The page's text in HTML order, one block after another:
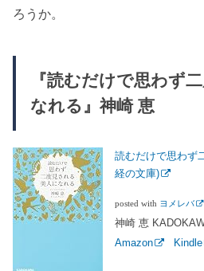
ろうか。
『読むだけで思わず
なれる』神崎 恵
読むだけで思わず
経の文庫)
posted with ヨメレバ
神崎 恵
Amazon
Kindle